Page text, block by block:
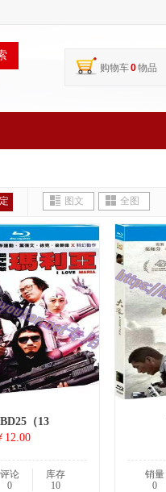
购物车0物品
图文 全图
（13
12.00
评论
0
库存
10
销量
0